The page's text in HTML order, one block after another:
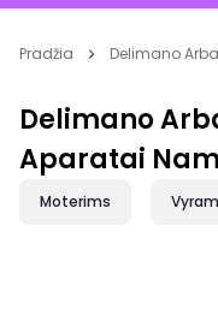
Pradžia Delimano
Delimano
Aparatai
Moterims